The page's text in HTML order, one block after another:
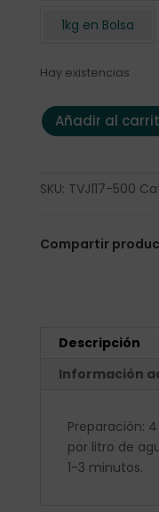
1kg en Bolsa
Hay existencias
Té verde Japón
Añadir al
SKU: TVJ117-500
Compartir
Descripción
Información
Preparación:
por litro de
1-3 minutos.